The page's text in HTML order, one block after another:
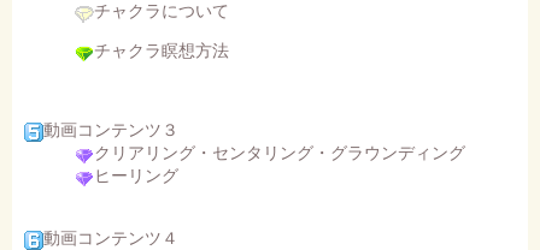
チャクラについて
チャクラ瞑想方法
動画コンテンツ３
クリアリング・センタリング・グラウンディング
ヒーリング
動画コンテンツ４